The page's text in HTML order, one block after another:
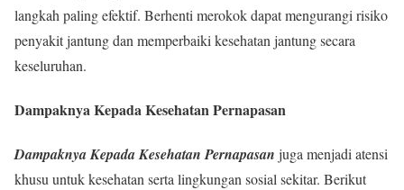
langkah paling efektif. Berhenti merokok dapat mengurangi risiko
penyakit jantung dan memperbaiki kesehatan jantung secara
keseluruhan.
Dampaknya Kepada Kesehatan Pernapasan
Dampaknya Kepada Kesehatan Pernapasan juga menjadi atensi
khusu untuk kesehatan serta lingkungan sosial sekitar. Berikut